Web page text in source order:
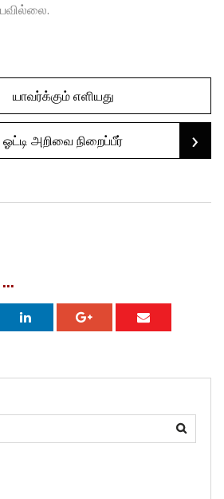
யாவர்க்கும் எளியது
அறிவை நிறைப்பீர் ›